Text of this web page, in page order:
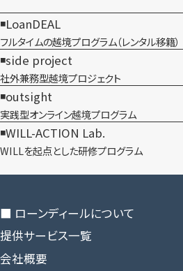
LoanDEAL
フルタイムの越境プログラム​（レンタル移籍）
side project
社外兼務型​越境プロジェクト
outsight
実践型オンライン​越境プログラム
WILL-ACTION Lab.
WILLを​起点とした​研修プログラム
■ ローンディールに​ついて
提供サービス一覧
会社概要